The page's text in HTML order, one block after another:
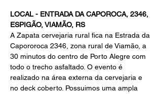
LOCAL - ENTRADA DA CAPOROCA, 2346,
ESPIGÃO, VIAMÃO, RS
A Zapata cervejaria rural fica na Estrada da
Capororoca 2346, zona rural de Viamão, a
30 minutos do centro de Porto Alegre com
todo o trecho asfaltado. O evento é
realizado na área externa da cervejaria e
no deck coberto. Possuimos uma ampla